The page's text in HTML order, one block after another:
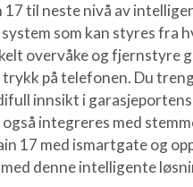
17 til neste nivå av
som kan styres fra
overvåke og fjernstyre
på telefonen. Du
innsikt i
integreres med
17 med ismartgate og
denne intelligente